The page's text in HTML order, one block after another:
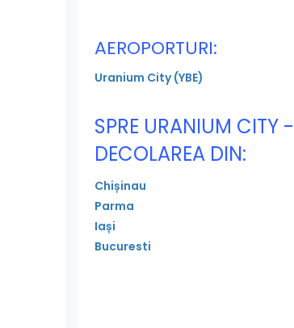
AEROPORTURI:
Uranium City (YBE)
SPRE URANIUM CITY -
DECOLAREA DIN:
Chișinau
Parma
Iași
Bucuresti